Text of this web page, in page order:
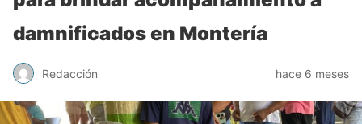
damnificados en Montería
Redacción hace 6 meses